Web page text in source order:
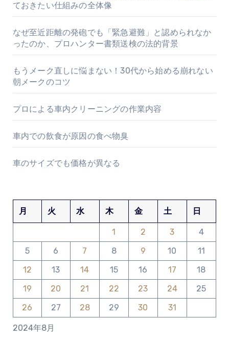
ておきたい仕組みの全体像
なぜ至近距離の発砲でも「緊急避難」と認められなか
ったのか、プロハンター書類送検の法的背景
もうメーク直しに悩まない！30代から始める崩れない
朝メークのコツ
プロによる車内クリーニングの作業内容
車内での飲食が原因の食べ物臭
車のサイズでも価格が異なる
2024年8月
月 火 水 木 金 土 日
1 2 3
4
5
6 7 8 9 10
11
12
13 14 15 16 17
18
19
20 21 22 23 24
25
26
27 28 29 30 31